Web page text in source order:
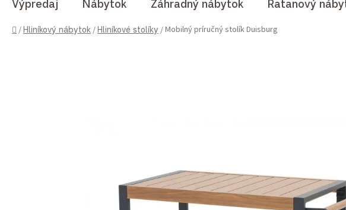
Výpredaj Nábytok Záhradný nábytok Ratanový
Domov
/Hliníkový nábytok /Hliníkové stolíky /Mobilný príručný stolík Duisburg